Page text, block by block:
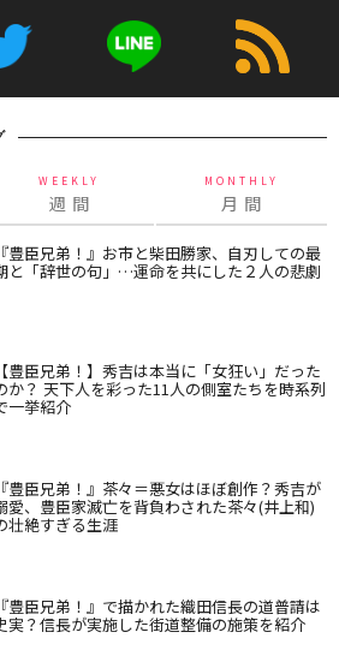
WEEKLY
週 間
MONTHLY
月 間
『豊臣兄弟！』お市と柴田勝家、自刃しての最
と「辞世の句」…運命を共にした２人の悲劇
【豊臣兄弟！】秀吉は本当に「女狂い」だった
か？ 天下人を彩った11人の側室たちを時系列
一挙紹介
『豊臣兄弟！』茶々＝悪女はほぼ創作？秀吉が
愛、豊臣家滅亡を背負わされた茶々(井上和)
壮絶すぎる生涯
『豊臣兄弟！』で描かれた織田信長の道普請は
実？信長が実施した街道整備の施策を紹介